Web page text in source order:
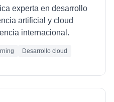
experta en desarrollo
artificial y cloud
internacional.
Desarrollo cloud